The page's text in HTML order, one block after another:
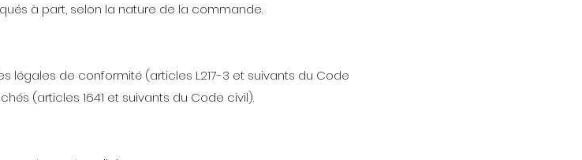
à part, selon la nature de la commande.
légales de conformité (articles L217-3 et suivants du Code
(articles 1641 et suivants du Code civil).